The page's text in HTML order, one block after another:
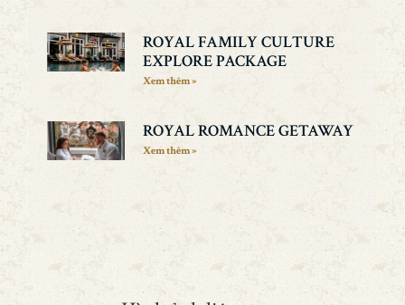
ROYAL FAMILY CULTURE
EXPLORE PACKAGE
Xem thêm »
ROYAL ROMANCE GETAWAY
Xem thêm »